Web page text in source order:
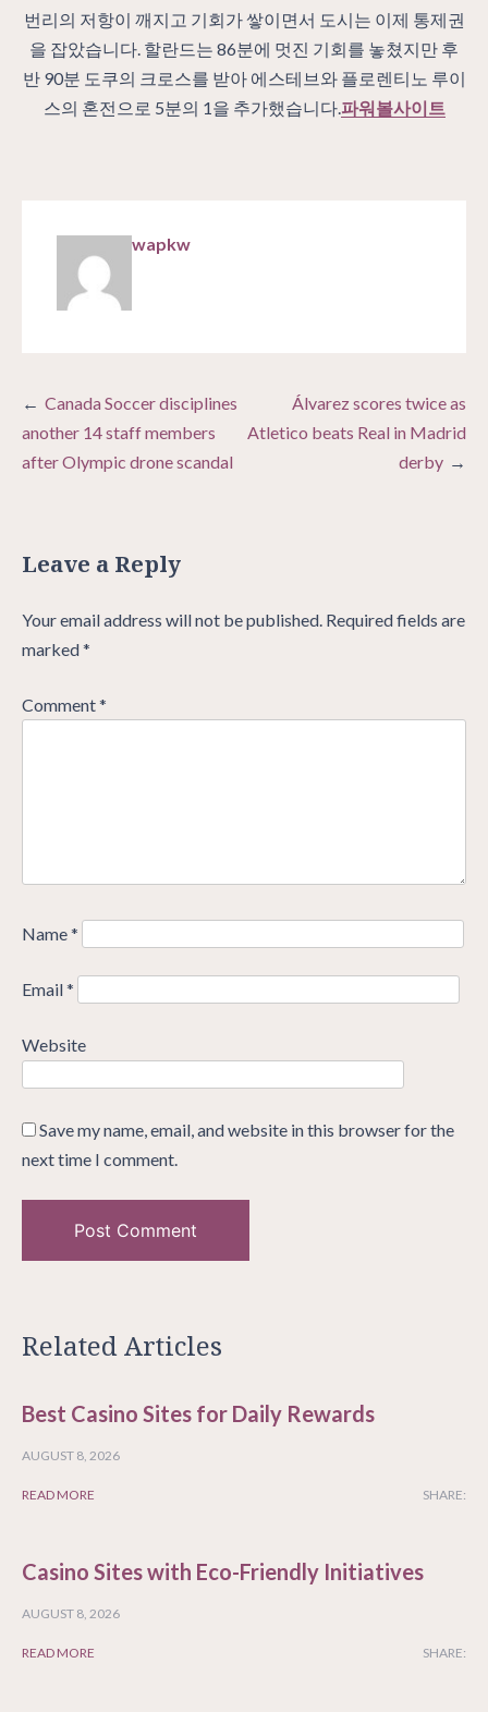
번리의 저항이 깨지고 기회가 쌓이면서 도시는 이제 통제권
을 잡았습니다. 할란드는 86분에 멋진 기회를 놓쳤지만 후
반 90분 도쿠의 크로스를 받아 에스테브와 플로렌티노 루이
스의 혼전으로 5분의 1을 추가했습니다.파워볼사이트
wapkw
Post
navigation
Canada Soccer disciplines
another 14 staff members
after Olympic drone scandal
Álvarez scores twice as
Atletico beats Real in Madrid
derby
Leave a Reply
Your email address will not be published. Required fields are
marked*
Comment*
Name*
Email*
Website
Save my name, email, and website in this browser for the
next time I comment.
Related Articles
Best Casino Sites for Daily Rewards
AUGUST 8, 2026
READ MORE SHARE:
Casino Sites with Eco-Friendly Initiatives
AUGUST 8, 2026
READ MORE SHARE: